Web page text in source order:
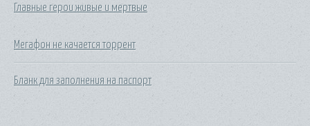
Главные герои живые и мертвые
Мегафон не качается торрент
Бланк для заполнения на паспорт